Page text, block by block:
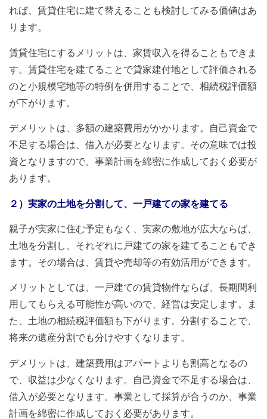
れば、賃貸住宅に建て替えることも検討してみる価値はあ
ります。
賃貸住宅にするメリットは、家賃収入を得ることもできま
す。賃貸住宅を建てることで貸家建付地として評価される
のと小規模宅地等の特例を併用することで、相続税評価額
が下がります。
デメリットは、多額の建築費用がかかります。自己資金で
不足する場合は、借入が必要となります。その意味では投
資となりますので、事業計画を綿密に作成しておく必要が
あります。
２）実家の土地を分割して、一戸建ての家を建てる
親子が実家に住む予定もなく、実家の敷地が広大ならば、
土地を分割し、それぞれに戸建ての家を建てることもでき
ます。その場合は、賃貸や売却等の有効活用ができます。
メリットとしては、一戸建ての賃貸物件ならば、長期間利
用してもらえる可能性が高いので、経営は安定します。ま
た、土地の相続税評価額も下がります。分割することで、
将来の遺産分割でも分けやすくなります。
デメリットは、建築費用はアパートよりも割高となるの
で、収益は少なくなります。自己資金で不足する場合は、
借入が必要となります。事業として採算が合うのか、事業
計画を綿密に作成しておく必要があります。